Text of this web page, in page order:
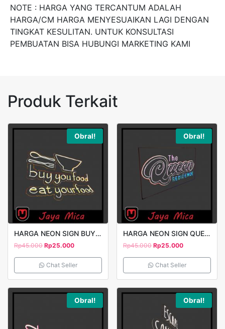
NOTE : HARGA YANG TERCANTUM ADALAH
HARGA/CM HARGA MENYESUAIKAN LAGI DENGAN
TINGKAT KESULITAN. UNTUK KONSULTASI
PEMBUATAN BISA HUBUNGI MARKETING KAMI
Produk Terkait
Obral!
HARGA NEON SIGN BUY YOU FOOD 2
Rp45.000 Rp25.000
Chat Seller
Obral!
HARGA NEON SIGN QUEEN 3
Rp45.000 Rp25.000
Chat Seller
Obral! Obral!